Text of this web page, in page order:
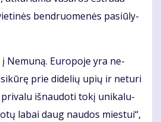
ben­druo­me­nės pa­siū­ly­
Ne­mu­ną. Euro­po­je yra ne­
prie didelių upių ir neturi
iš­nau­do­ti to­kį uni­ka­lu­
labai daug naudos miestui“,